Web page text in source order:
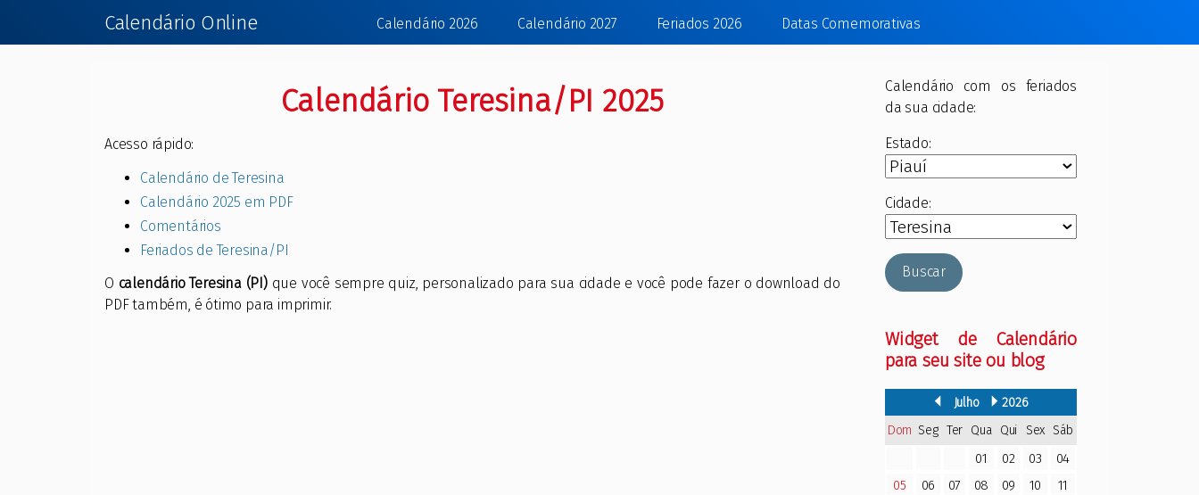
Calendário Online Calendário 2026 Calendário 2027 Feriados 2026 Datas Comemorativas
Calendário Teresina/PI 2025
Acesso rápido:
Calendário de Teresina
Calendário 2025 em PDF
Comentários
Feriados de Teresina/PI
O calendário Teresina (PI)que você sempre quiz, personalizado para sua cidade e você pode fazer o download do
PDF também, é ótimo para imprimir.
Calendário com os feriados
da sua cidade:
Estado:
Cidade:
Buscar
Widget de Calendário
para seu site ou blog